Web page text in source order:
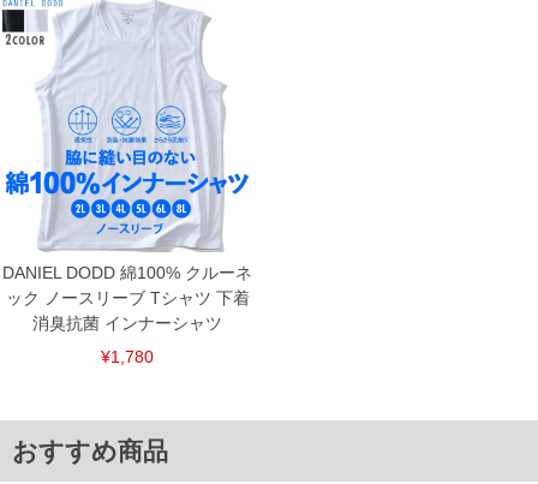
単位はcm
※【返品交換について】
返品交換希望の方は、商品到着後1週間以内にご連絡ください。
下着(肌着)やワイシャツは商品の性質上、返品交換不可とさせて頂いております。予め
ご了承くださいませ。
※【ボトムの裾上げをご希望の場合】
裾上げ料金は500円+税となります。
備考欄に股下●cmとご記入下さい。（裾上げ無料対象商品は1本につき税込6,000円以
上の品が対象。1本5,999円以下の商品は有料（500円+税）となります。）
出荷まで約1週間～20日間程お時間を頂く場合がございます。
尚、裾上げした商品は返品・交換不可となりますので、予めご了承下さい。
一部、お直しに対応出来ない商品がございます。(例：裾にファスナーや調節ひもが付
いている、極端なデザインが施されている等)
※商品によって若干のサイズの誤差がございます。また、お客様がご使用の環境（コ
ンピュータ画面）によって、商品の色味が若干異なる場合がございます。予めご了承
DANIEL DODD 綿100% クルーネ
ック ノースリーブ Tシャツ 下着
消臭抗菌 インナーシャツ
¥1,780
おすすめ商品